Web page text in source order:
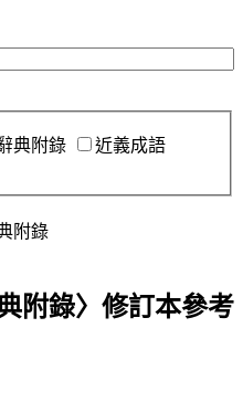
典附錄
近義成語
附錄
附錄〉修訂本參考